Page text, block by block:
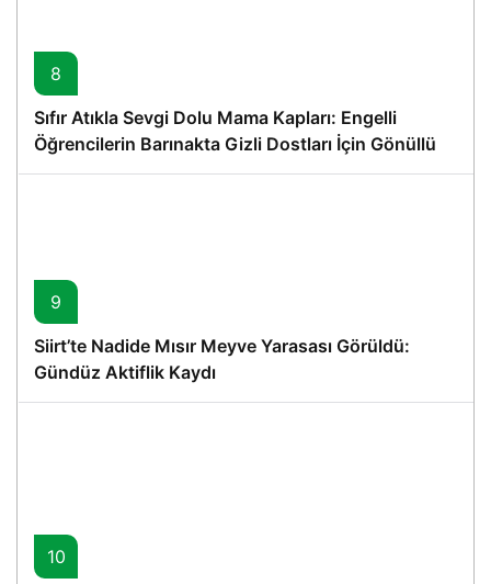
8
Sıfır Atıkla Sevgi Dolu Mama Kapları: Engelli
Öğrencilerin Barınakta Gizli Dostları İçin Gönüllü
Proje
9
Siirt’te Nadide Mısır Meyve Yarasası Görüldü:
Gündüz Aktiflik Kaydı
10